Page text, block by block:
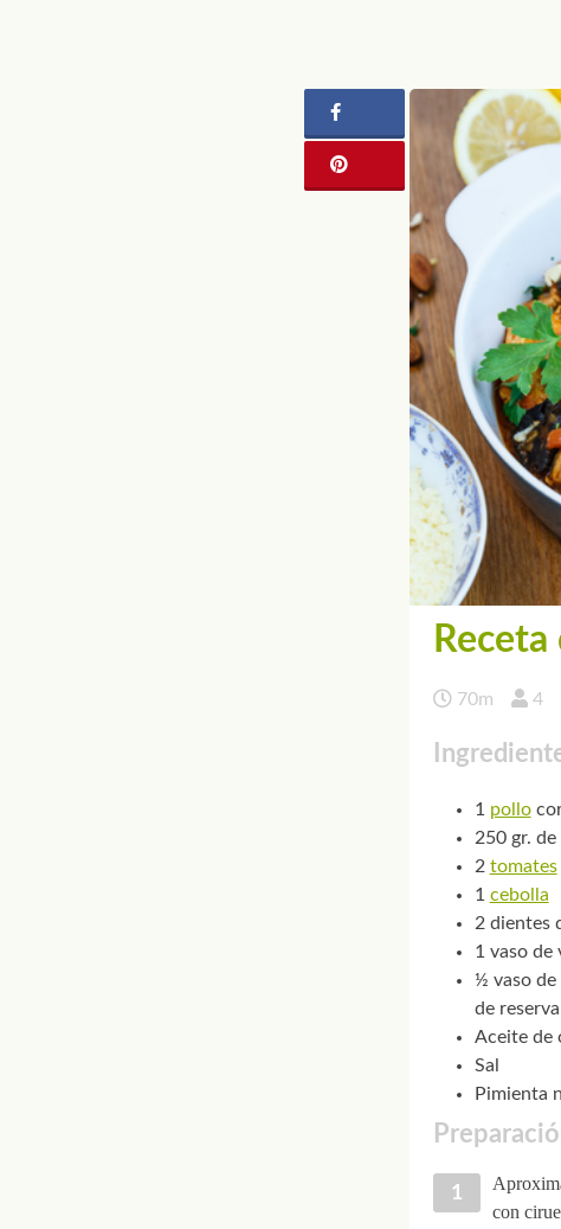
70m 4
1 pollo
250 gr. de
2 tomates
1 cebolla
2 dientes
1 vaso
½ vaso de
de reserva
Aceite de
Sal
Pimienta
con